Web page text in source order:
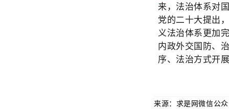
来，法治体系对
党的二十大提出
义法治体系更加
内政外交国防、
序、法治方式开
来源：求是网微信公